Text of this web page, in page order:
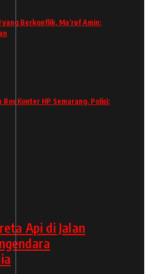
yang Berkonflik, Ma’ruf Amin:
Konter HP Semarang, Polisi:
Api di Jalan